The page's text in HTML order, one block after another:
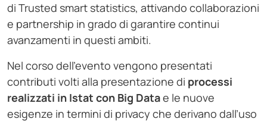
di Trusted smart statistics, attivando collaborazioni
e partnership in grado di garantire continui
avanzamenti in questi ambiti.
Nel corso dell’evento vengono presentati
contributi volti alla presentazione di processi
realizzati in Istat con Big Datae le nuove
esigenze in termini di privacy che derivano dall’uso